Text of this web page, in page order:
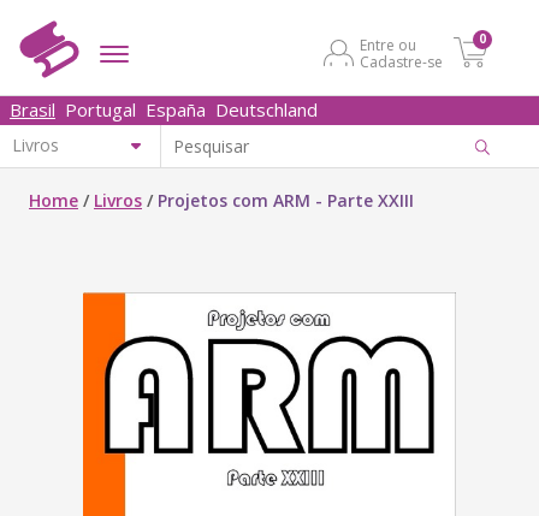
Entre ou
Cadastre-se
0
Brasil Portugal España Deutschland
Home / Livros / Projetos com ARM - Parte XXIII